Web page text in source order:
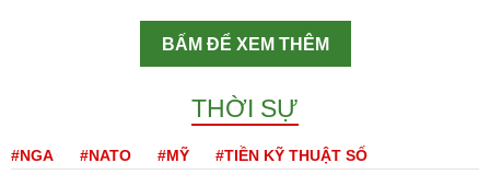
BẤM ĐỂ XEM THÊM
THỜI SỰ
#NGA #NATO #MỸ #TIỀN KỸ THUẬT SỐ